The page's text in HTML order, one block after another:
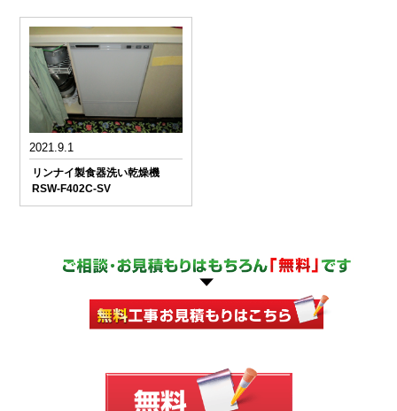
2021.9.1
リンナイ製食器洗い乾燥機
RSW-F402C-SV